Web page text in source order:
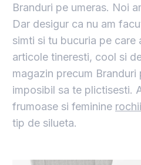
Branduri pe umeras. Noi
Dar desigur ca nu am
simti si tu bucuria pe care
articole tineresti, cool si
magazin precum Branduri
imposibil sa te plictisesti.
frumoase si feminine rochii
tip de silueta.